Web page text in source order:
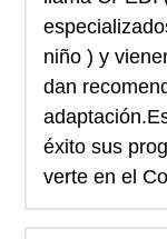
niño ) y
dan
éxito sus
verte en el